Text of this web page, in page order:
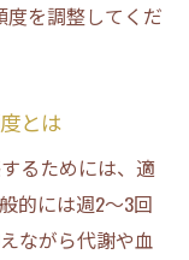
度を調整してくだ
とは
るためには、適
的には週2～3回
ながら代謝や血